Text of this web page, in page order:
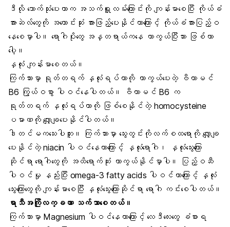
ဒီလို သောက်သုံးပေးတာက အသက်ရှူလမ်းကြောင်းကို ကျန်းမာစေပြီး ကိုယ်ခံ
အားဆဲလ်တွေကို အကောင်းဆုံး အားဖြည့်ပေးနိုင်တာကြောင့် ကိုယ်ခံအားပြည့်ဝ
နေစေမှာပါ။ ရောဂါပိုးတွေ အန္တရာယ်ကနေ ကာကွယ်ပြီးသား ဖြစ်တာ
ပေါ့။
နှလုံး ကျန်းမာစေတယ်။
ကြက်သားမှာ ရုတ်တရက် နှလုံးရပ်တာကို ကာကွယ်ပေးတဲ့ ဗီတာမင်
B6 ကြွယ်ဝစွာ ပါဝင်နေပါတယ်။ ဗီတာမင် B6 က
ရုတ်တရက် နှလုံးရပ်တာကို ဖြစ်စေနိုင်တဲ့ homocysteine
ပမာဏကို လျှော့ချပေးနိုင်ပါတယ်။
ဒါတင်မကသေးပါဘူး။ ကြက်သားမှာ သွေးတွင်းကိုလက်စထရောကို လျှော့ချ
ပေးနိုင်တဲ့ niacin ပါဝင်နေတာကြောင့် နှလုံးရောဂါ၊
နှလုံးသွေးကြော
ဆိုင်ရာ ရောဂါတွေကို အထိရောက်ဆုံး ကာကွယ်နိုင်မှာပါ။ ပြည့်ဝဆီ
ပါဝင်မှု နည်းပြီး omega-3 fatty acids ပါဝင်တာကြောင့် နှလုံး
သွေးကြောတွေကို ကျန်းမာစေပြီး နှလုံးသွေးကြောဆိုင်ရာ ရောဂါ ကင်းစေပါတယ်။
ရာသီအကြိုလက္ခဏာသက်သာစေတယ်။
ကြက်သားမှာ Magnesium ပါဝင်နေတာကြောင့် လေဒီလေးတွေ ခံစားရ